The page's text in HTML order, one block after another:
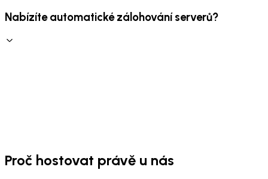
Nabízíte automatické zálohování serverů?
Proč hostovat právě u nás